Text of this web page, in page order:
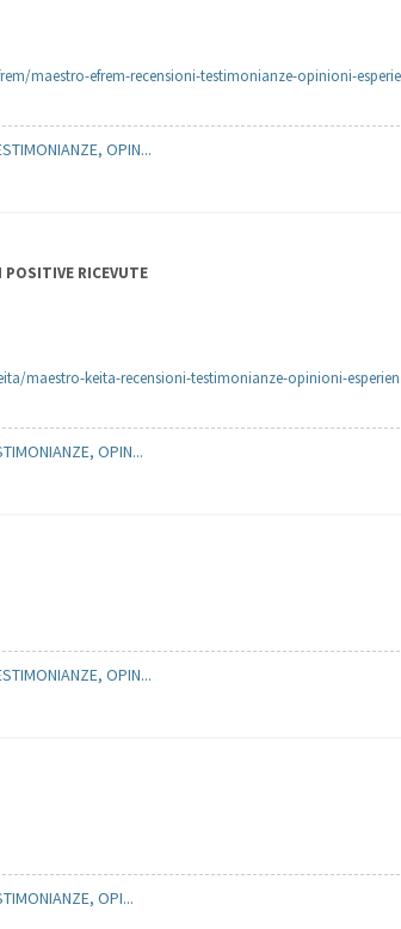
maestro-efrem-recensioni-testimonianze-opinioni-
OPIN...
POSITIVE RICEVUTE
maestro-keita-recensioni-testimonianze-opinioni-
OPIN...
OPIN...
OPI...